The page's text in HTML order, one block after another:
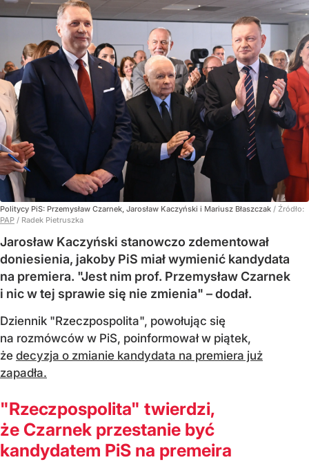
Politycy PiS: Przemysław Czarnek, Jarosław Kaczyński i Mariusz Błaszczak / Źródło:
PAP / Radek Pietruszka
Jarosław Kaczyński stanowczo zdementował
doniesienia, jakoby PiS miał wymienić kandydata
na premiera. "Jest nim prof. Przemysław Czarnek
i nic w tej sprawie się nie zmienia" – dodał.
Dziennik "Rzeczpospolita", powołując się
na rozmówców w PiS, poinformował w piątek,
że decyzja o zmianie kandydata na premiera już
zapadła.
"Rzeczpospolita" twierdzi,
że Czarnek przestanie być
kandydatem PiS na premeira